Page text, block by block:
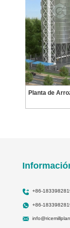
Planta de
+86-
+86-